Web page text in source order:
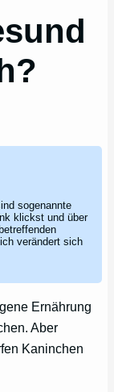
sogenannte
klickst und über
verändert sich
Ernährung
Aber
Kaninchen